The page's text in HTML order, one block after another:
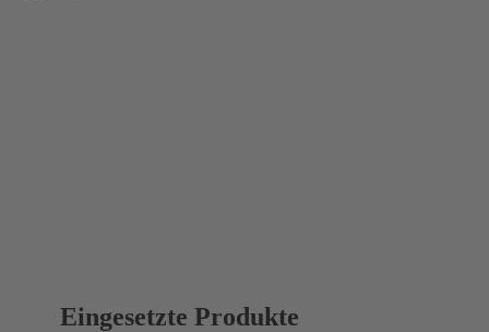
Eingesetzte Produkte